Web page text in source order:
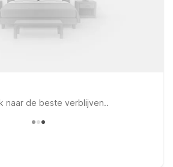
naar de beste verblijven..